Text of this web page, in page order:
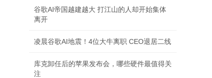
谷歌AI帝国越建越大 打江山的人却开始集体
离开
凌晨谷歌AI地震！4位大牛离职 CEO退居二线
库克卸任后的苹果发布会，哪些硬件最值得关
注